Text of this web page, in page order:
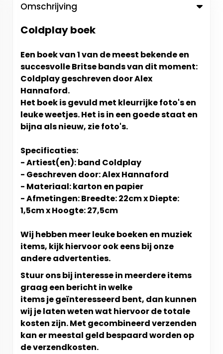
Omschrijving
Coldplay boek
Een boek van 1 van de meest bekende en
succesvolle Britse bands van dit moment:
Coldplay geschreven door Alex
Hannaford.
Het boek is gevuld met kleurrijke foto's en
leuke weetjes. Het is in een goede staat en
bijna als nieuw, zie foto's.
Specificaties:
- Artiest(en): band Coldplay
- Geschreven door: Alex Hannaford
- Materiaal: karton en papier
- Afmetingen: Breedte: 22cm x Diepte:
1,5cm x Hoogte: 27,5cm
Wij hebben meer leuke boeken en muziek
items, kijk hiervoor ook eens bij onze
andere advertenties.
Stuur ons bij interesse in meerdere items
graag een bericht in welke
items je geïnteresseerd bent, dan kunnen
wij je laten weten wat hiervoor de totale
kosten zijn. Met gecombineerd verzenden
kan er meestal geld bespaard worden op
de verzendkosten.